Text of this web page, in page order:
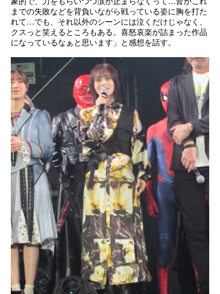
までの失敗などを背負いながら戦っている姿に胸を打た
れて…でも、それ以外のシーンには泣くだけじゃなく、
クスっと笑えるところもある。喜怒哀楽が詰まった作品
になっているなぁと思います」と感想を話す。